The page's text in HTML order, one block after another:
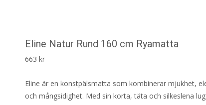
Eline Natur Rund 160 cm Ryamatta
663kr
Eline är en konstpälsmatta som kombinerar mjukhet,
och mångsidighet. Med sin korta, täta och silkeslena